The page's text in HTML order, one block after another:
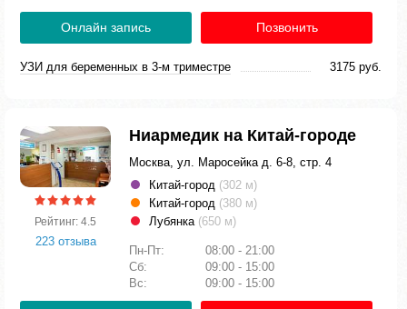
Онлайн запись Позвонить
УЗИ для беременных в 3-м триместре 3175 руб.
Рейтинг: 4.5
223 отзыва
Ниармедик на Китай-городе
Москва, ул. Маросейка д. 6-8, стр. 4
Китай-город (302 м)
Китай-город (380 м)
Лубянка (650 м)
Пн-Пт:
08:00 - 21:00
Сб:
09:00 - 15:00
Вс:
09:00 - 15:00